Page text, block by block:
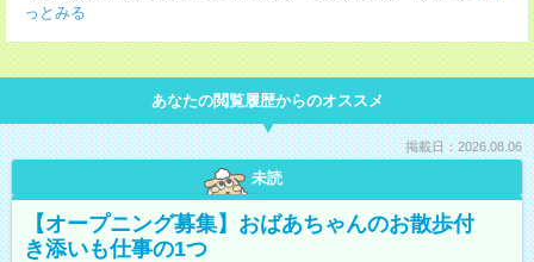
っとみる
あなたの閲覧履歴からのオススメ
掲載日：2026.08.06
未読
【オープニング募集】おばあちゃんのお散歩付
き添いも仕事の1つ